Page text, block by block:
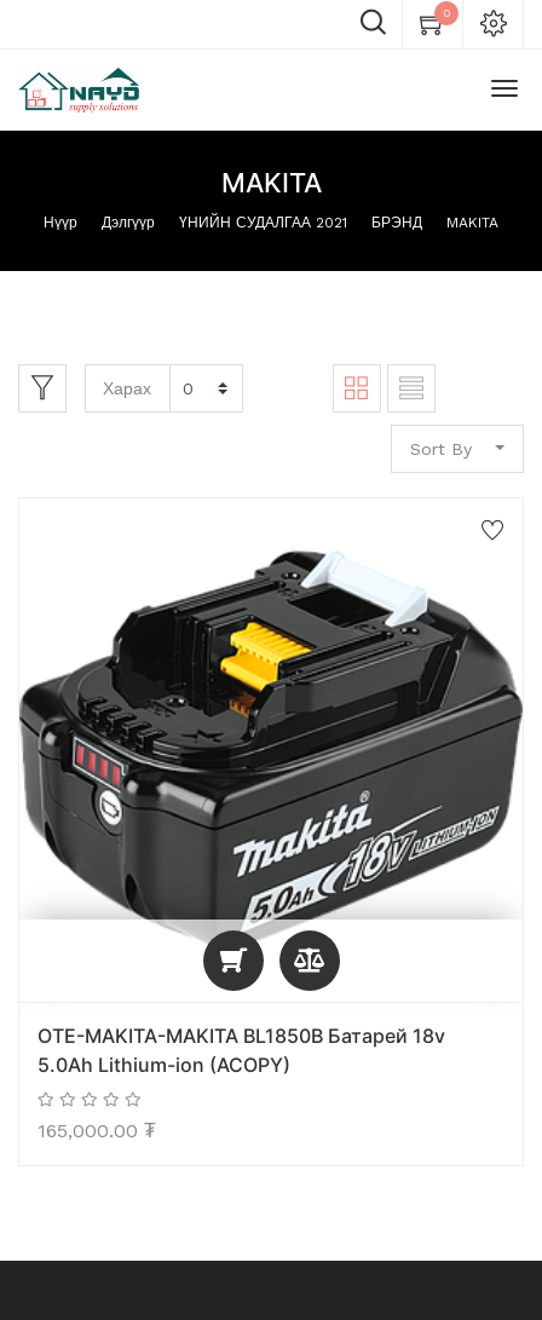
0
MAKITA
Нүүр Дэлгүүр ҮНИЙН СУДАЛГАА 2021 БРЭНД MAKITA
Харах
Sort By
OTE-MAKITA-MAKITA BL1850B Батарей 18v
5.0Ah Lithium-ion (ACOPY)
165,000.00 ₮